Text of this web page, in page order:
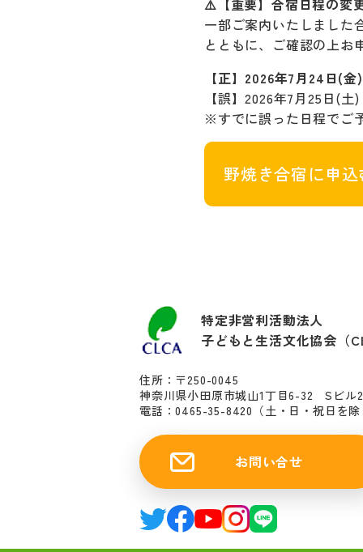
一部ご案内いたしました
とともに、ご確認の上お
【正】2026年7月24日(
【誤】2026年7月25日(
※すでに誤った日程でご
野焼き合宿に申込
特定非営利活動法人
子どもと生活文化協会（
住所：〒250-0045
神奈川県小田原市城山1丁目6-32 Sビル
電話：0465-35-8420 （土・日・祝日を
お問い合せ